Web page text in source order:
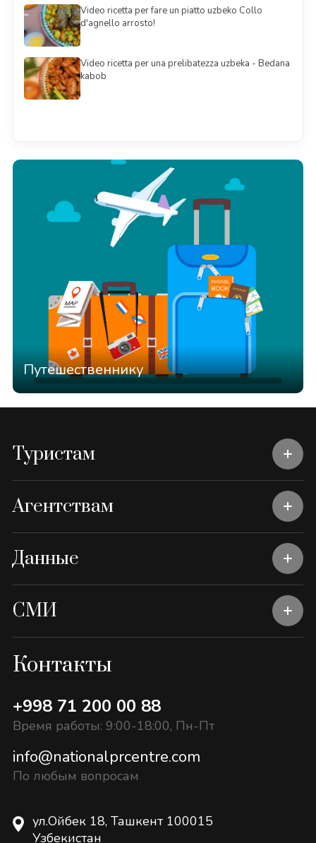
Video ricetta per fare un piatto uzbeko Collo
d'agnello arrosto!
Video ricetta per una prelibatezza uzbeka - Bedana
kabob
Путешественнику
Туристам
Агентствам
Данные
СМИ
Контакты
+998 71 200 00 88
Время работы: 9:00-18:00, Пн-Пт
info@nationalprcentre.com
По любым вопросам
ул.Ойбек 18, Ташкент 100015
Узбекистан